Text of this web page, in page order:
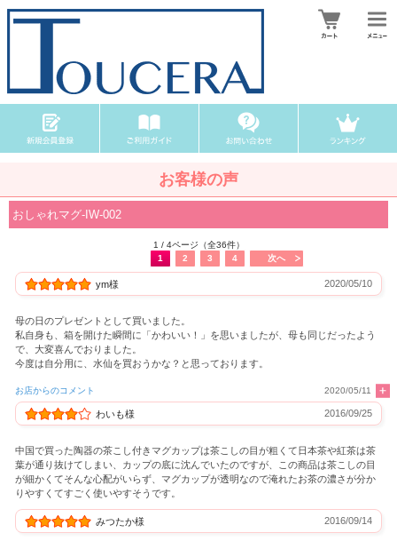
お客様の声
おしゃれマグ-IW-002
1 / 4ページ（全36件）
1
2 3 4 次へ
ym様 2020/05/10
母の日のプレゼントとして買いました。
私自身も、箱を開けた瞬間に「かわいい！」を思いましたが、母も同じだったよう
で、大変喜んでおりました。
今度は自分用に、水仙を買おうかな？と思っております。
お店からのコメント 2020/05/11
わいも様 2016/09/25
中国で買った陶器の茶こし付きマグカップは茶こしの目が粗くて日本茶や紅茶は茶
葉が通り抜けてしまい、カップの底に沈んでいたのですが、この商品は茶こしの目
が細かくてそんな心配がいらず、マグカップが透明なので淹れたお茶の濃さが分か
りやすくてすごく使いやすそうです。
みつたか様 2016/09/14